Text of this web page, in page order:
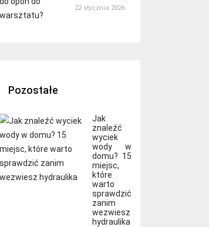
22 stycznia 2026
Pozostałe
Jak
znaleźć
wyciek
wody w
domu? 15
miejsc,
które
warto
sprawdzić
zanim
wezwiesz
hydraulika